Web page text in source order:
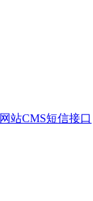
网站CMS短信接口